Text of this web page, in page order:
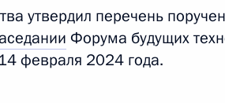
Показать следующие
четверг
утвердил перечень
Форума будущих
февраля 2024 года.